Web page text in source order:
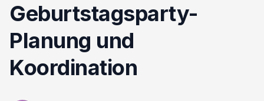
Geburtstagsparty-
Planung und
Koordination